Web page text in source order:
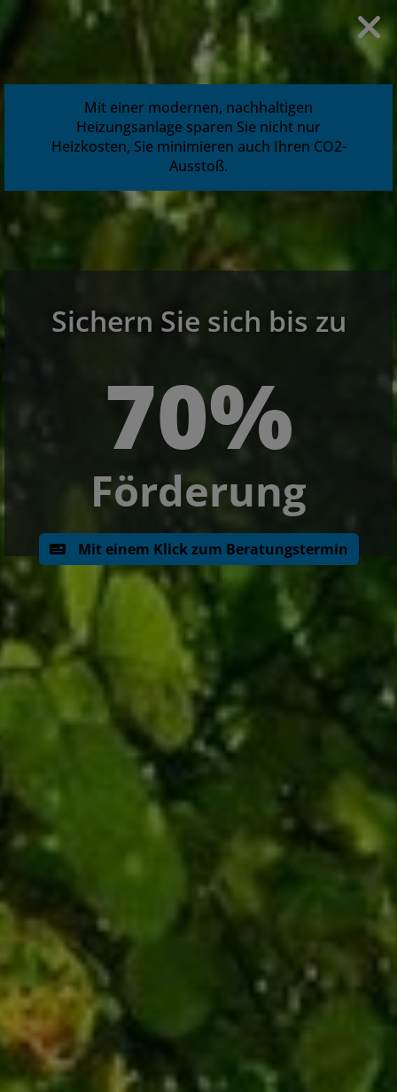
Mit einer modernen, nachhaltigen
Heizungsanlage sparen Sie nicht nur
Heizkosten, Sie minimieren auch Ihren CO2-
Ausstoß.
Sichern Sie sich bis zu
70%
Förderung
Mit einem Klick zum Beratungstermin